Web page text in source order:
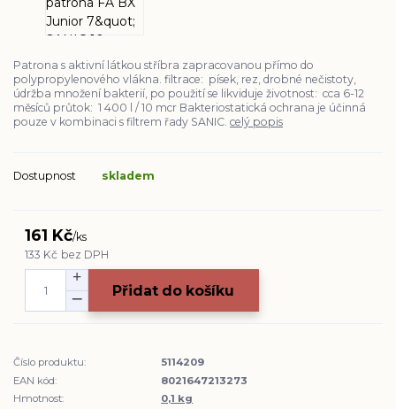
Patrona s aktivní látkou stříbra zapracovanou přímo do
polypropylenového vlákna. filtrace: písek, rez, drobné nečistoty,
údržba množení bakterií, po použití se likviduje životnost: cca 6-12
měsíců průtok: 1 400 l / 10 mcr Bakteriostatická ochrana je účinná
pouze v kombinaci s filtrem řady SANIC. celý popis
Dostupnost skladem
161 Kč/ks
133 Kč bez DPH
Přidat do košíku
Číslo produktu:
5114209
EAN kód:
8021647213273
Hmotnost:
0,1 kg